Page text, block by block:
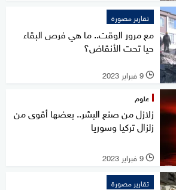
تقارير مصورة
مع مرور الوقت.. ما هي فرص البقاء
حيا تحت الأنقاض؟
l 9 فبراير 2023
علوم
زلازل من صنع البشر.. بعضها أقوى من
زلزال تركيا وسوريا
l 9 فبراير 2023
تقارير مصورة